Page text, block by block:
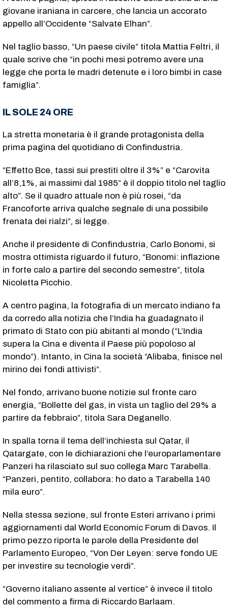
giovane iraniana in carcere, che lancia un accorato
appello all’Occidente “Salvate Elhan”.
Nel taglio basso, “Un paese civile” titola Mattia Feltri, il
quale scrive che “in pochi mesi potremo avere una
legge che porta le madri detenute e i loro bimbi in case
famiglia”.
IL SOLE 24 ORE
La stretta monetaria è il grande protagonista della
prima pagina del quotidiano di Confindustria.
“Effetto Bce, tassi sui prestiti oltre il 3%” e “Carovita
all’8,1%, ai massimi dal 1985” è il doppio titolo nel taglio
alto”. Se il quadro attuale non è più rosei, “da
Francoforte arriva qualche segnale di una possibile
frenata dei rialzi”, si legge.
Anche il presidente di Confindustria, Carlo Bonomi, si
mostra ottimista riguardo il futuro, “Bonomi: inflazione
in forte calo a partire del secondo semestre”, titola
Nicoletta Picchio.
A centro pagina, la fotografia di un mercato indiano fa
da corredo alla notizia che l’India ha guadagnato il
primato di Stato con più abitanti al mondo (“L’India
supera la Cina e diventa il Paese più popoloso al
mondo”). Intanto, in Cina la società “Alibaba, finisce nel
mirino dei fondi attivisti”.
Nel fondo, arrivano buone notizie sul fronte caro
energia, “Bollette del gas, in vista un taglio del 29% a
partire da febbraio”, titola Sara Deganello.
In spalla torna il tema dell’inchiesta sul Qatar, il
Qatargate, con le dichiarazioni che l’europarlamentare
Panzeri ha rilasciato sul suo collega Marc Tarabella.
“Panzeri, pentito, collabora: ho dato a Tarabella 140
mila euro”.
Nella stessa sezione, sul fronte Esteri arrivano i primi
aggiornamenti dal World Economic Forum di Davos. Il
primo pezzo riporta le parole della Presidente del
Parlamento Europeo, “Von Der Leyen: serve fondo UE
per investire su tecnologie verdi”.
“Governo italiano assente al vertice” è invece il titolo
del commento a firma di Riccardo Barlaam.